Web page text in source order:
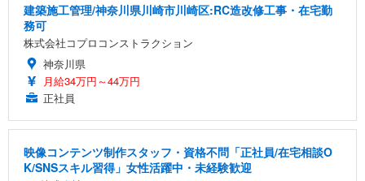
建築施工管理/神奈川県川崎市川崎区:RC造改修工事・在宅勤
務可
株式会社コプロコンストラクション
神奈川県
月給34万円～44万円
正社員
映像コンテンツ制作スタッフ・資格不問「正社員/在宅相談O
K/SNSスキル習得」女性活躍中・未経験歓迎